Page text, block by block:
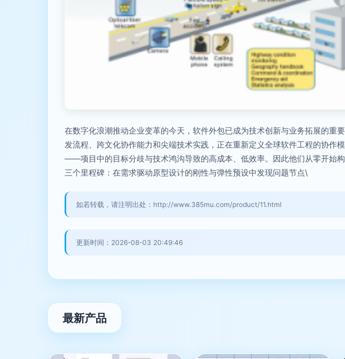
在数字化浪潮推动企业变革的今天，软件外包已成为技术创新与业务拓展的
发流程、跨文化协作能力和尖端技术实践，正在重新定义全球软件工程的协
——项目中的目标分歧与技术鸿沟导致的高成本、低效率。因此他们从零开始
三个里程碑：在需求驱动原型设计的刚性与弹性预设中发现问题节点\
如若转载，请注明出处：http://www.385mu.com/product/11.html
更新时间：2026-08-03 20:49:46
最新产品